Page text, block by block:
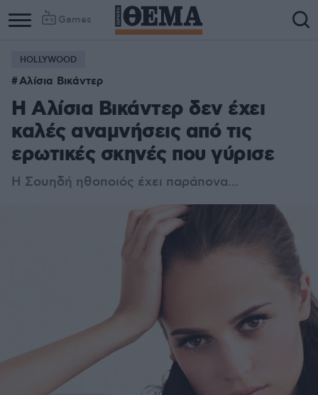
Games
HOLLYWOOD
Αλίσια Βικάντερ
Η Αλίσια Βικάντερ δεν έχει
καλές αναμνήσεις από τις
ερωτικές σκηνές που γύρισε
H Σουηδή ηθοποιός έχει παράπονα...